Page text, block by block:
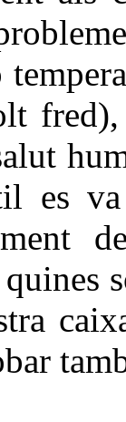
fred),
es